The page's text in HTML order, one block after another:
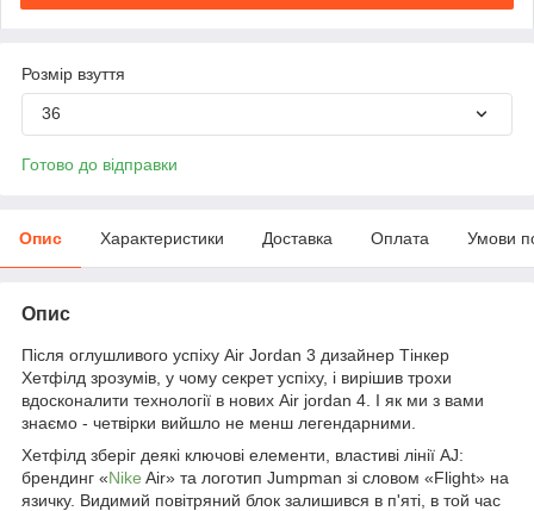
Розмір взуття
36
Готово до відправки
Опис Характеристики Доставка Оплата Умови
Опис
Після оглушливого успіху Air Jordan 3 дизайнер Тінкер
Хетфілд зрозумів, у чому секрет успіху, і вирішив трохи
вдосконалити технології в нових Air jordan 4. І як ми з вами
знаємо - четвірки вийшло не менш легендарними.
Хетфілд зберіг деякі ключові елементи, властиві лінії AJ:
брендинг «Nike Air» та логотип Jumpman зі словом «Flight» на
язичку. Видимий повітряний блок залишився в п'яті, в той час